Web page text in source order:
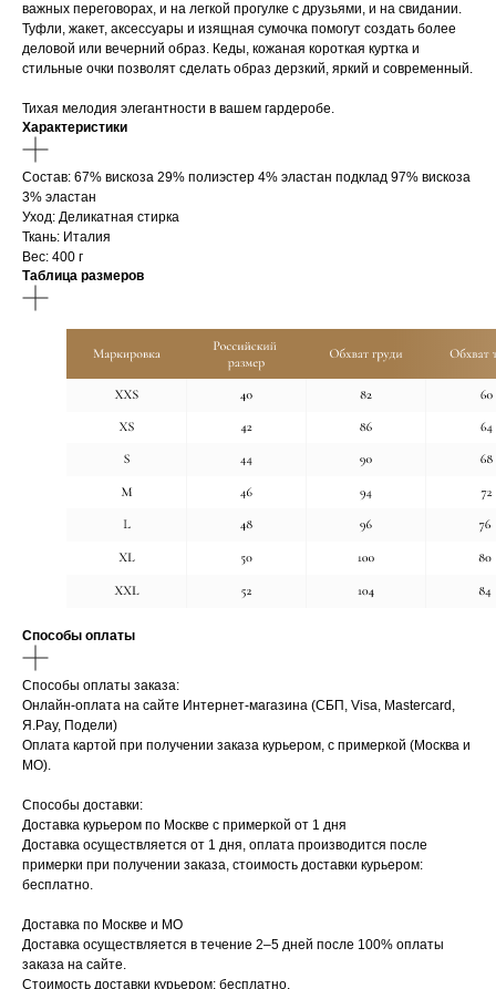
важных переговорах, и на легкой прогулке с друзьями, и на свидании.
Туфли, жакет, аксессуары и изящная сумочка помогут создать более
деловой или вечерний образ. Кеды, кожаная короткая куртка и
стильные очки позволят сделать образ дерзкий, яркий и современный.
Тихая мелодия элегантности в вашем гардеробе.
Характеристики
Cостав: 67% вискоза 29% полиэстер 4% эластан подклад 97% вискоза
3% эластан
Уход: Деликатная стирка
Ткань: Италия
Вес: 400 г
Таблица размеров
Способы оплаты
Способы оплаты заказа:
Онлайн-оплата на сайте Интернет-магазина (СБП, Visa, Mastercard,
Я.Pay, Подели)
Оплата картой при получении заказа курьером, с примеркой (Москва и
МО).
Способы доставки:
Доставка курьером по Москве с примеркой от 1 дня
Доставка осуществляется от 1 дня, оплата производится после
примерки при получении заказа, стоимость доставки курьером:
бесплатно.
Доставка по Москве и МО
Доставка осуществляется в течение 2–5 дней после 100% оплаты
заказа на сайте.
Стоимость доставки курьером: бесплатно.